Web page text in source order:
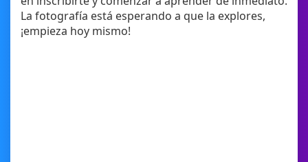
La fotografía está esperando a que la explores,
¡empieza hoy mismo!